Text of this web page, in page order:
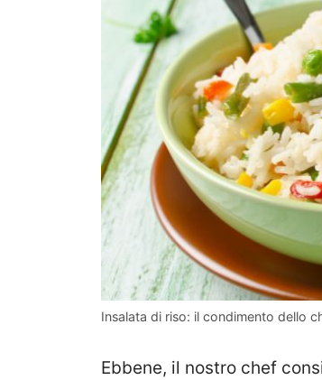
Insalata di riso: il condimento dello
Ebbene, il nostro chef